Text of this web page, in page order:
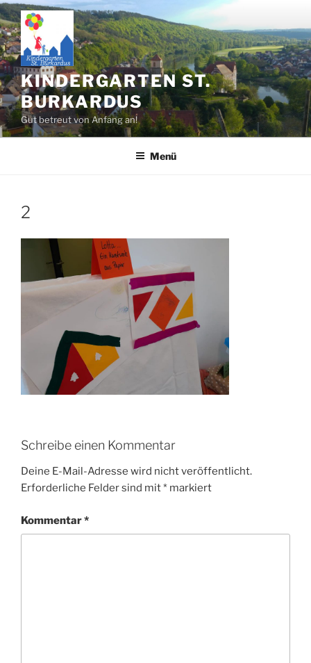
Zum
Inhalt
springen
KINDERGARTEN ST.
BURKARDUS
Gut betreut von Anfang an!
Menü
2
Schreibe einen Kommentar
Deine E-Mail-Adresse wird nicht veröffentlicht.
Erforderliche Felder sind mit* markiert
Kommentar*